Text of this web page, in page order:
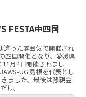
FESTA中四国
違った雰囲気で開催され
四国開催となり、愛媛県
月4日開催されまし
UG 島根を代表とし
ました。最後は懇親会
け。